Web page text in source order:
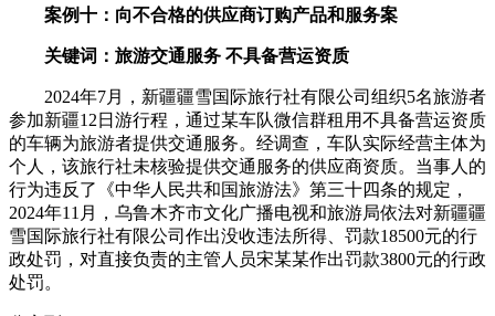
案例十：向不合格的供应商订购产品和服务案
关键词：旅游交通服务 不具备营运资质
2024年7月，新疆疆雪国际旅行社有限公司组织5名旅游者
参加新疆12日游行程，通过某车队微信群租用不具备营运资质
的车辆为旅游者提供交通服务。经调查，车队实际经营主体为
个人，该旅行社未核验提供交通服务的供应商资质。当事人的
行为违反了《中华人民共和国旅游法》第三十四条的规定，
2024年11月，乌鲁木齐市文化广播电视和旅游局依法对新疆疆
雪国际旅行社有限公司作出没收违法所得、罚款18500元的行
政处罚，对直接负责的主管人员宋某某作出罚款3800元的行政
处罚。